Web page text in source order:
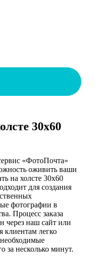
30х60
«ФотоПочта»
оживить ваши
на холсте 30х60
для создания
фотографии в
Процесс заказа
через наш сайт или
клиентам легко
за несколько минут.